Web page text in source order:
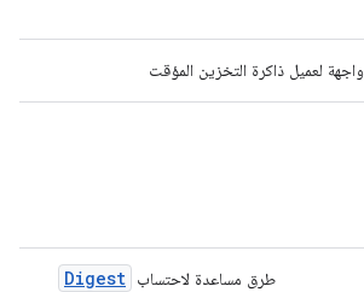
واجهة لعميل ذاكرة التخزين المؤقت
طرق مساعدة لاحتساب Digest